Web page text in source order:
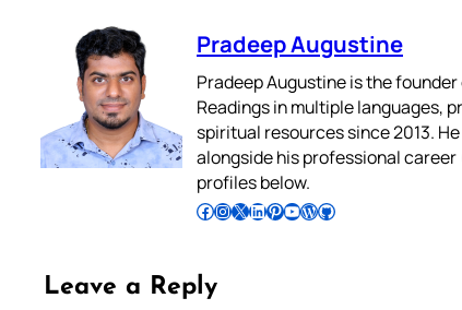
Pradeep Augustine
Pradeep Augustine is the
Readings in multiple languages,
spiritual resources since 2013.
alongside his professional career
profiles below.
Follow Pradeep on Facebook Follow Pradeep on InstagramFollow Pradeep on X Follow Pradeep on LinkedIn Follow Pradeep on Pinterest Subscribe to Pradeep’s Youtube Channel Follow Pradeep on WordPress Follow Pradeep on GitHub
Leave a Reply